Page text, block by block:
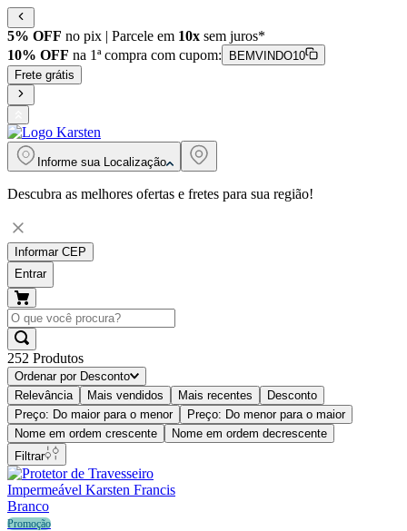
5% OFF no pix | Parcele em 10x sem juros*
10% OFF na 1ª compra com cupom:
BEMVINDO10
Frete grátis
Informe sua Localização
Descubra as melhores ofertas e fretes para sua região!
Informar CEP
Entrar
252 Produtos
Ordenar por Desconto
Relevância
Mais vendidos Mais recentes
Desconto
Preço: Do maior para o menor
Preço: Do menor para o maior
Nome em ordem crescente
Nome em ordem decrescente
Filtrar
Promoção